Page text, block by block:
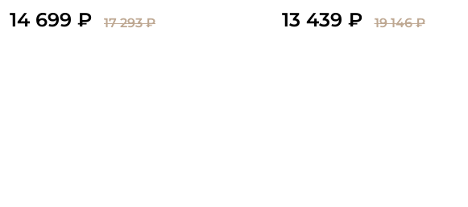
14 699 ₽ 17 293 ₽ 13 439 ₽ 19 146 ₽